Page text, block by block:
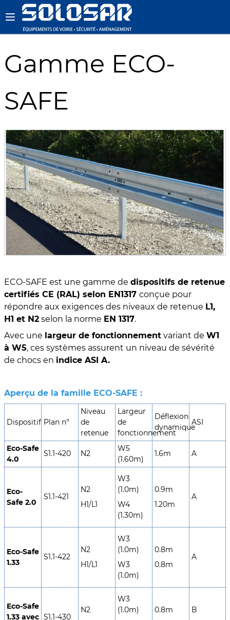
Gamme ECO-
SAFE
ECO-SAFE est une gamme de dispositifs de retenue
certifiés CE (RAL) selon EN1317 conçue pour
répondre aux exigences des niveaux de retenue L1,
H1 et N2 selon la norme EN 1317.
Avec une largeur de fonctionnement variant de W1
à W5, ces systèmes assurent un niveau de sévérité
de chocs en indice ASI A.
Aperçu de la famille ECO-SAFE :
Dispositif Plan n°
Niveau
de
retenue
Largeur
de
fonctionnement
Déflexion
dynamique
ASI
Eco-Safe
4.0
S1.1-420 N2
W5
(1.60m)
1.6m A
Eco-
Safe 2.0
S1.1-421
N2
H1/L1
W3
(1.0m)
W4
(1.30m)
0.9m
1.20m
A
Eco-Safe
1.33
S1.1-422
N2
H1/L1
W3
(1.0m)
W3
(1.0m)
0.8m
0.8m
A
Eco-Safe
1.33 avec S1.1-430
N2
W3
(1.0m)
0.8m
B